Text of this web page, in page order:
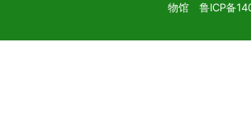
物馆 鲁ICP备